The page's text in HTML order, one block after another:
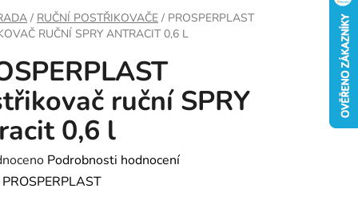
/ RUČNÍ POSTŘIKOVAČE / PROSPERPLAST
RUČNÍ SPRY ANTRACIT 0,6 L
ruční SPRY
0,6 l
Podrobnosti hodnocení
PROSPERPLAST